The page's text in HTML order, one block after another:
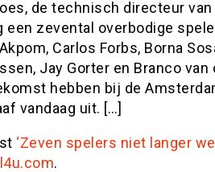
de technisch directeur
een zevental overbodige
Carlos Forbs, Borna
Jay Gorter en Branco
hebben bij de
vandaag uit. […]
‘Zeven spelers niet langer
.